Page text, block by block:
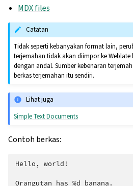
MDX files
Catatan
Tidak seperti kebanyakan format lain,
terjemahan tidak akan diimpor ke
dengan andal. Sumber kebenaran
berkas terjemahan itu sendiri.
Lihat juga
Simple Text Documents
Contoh berkas:
Hello, world!
Orangutan has %d banana.